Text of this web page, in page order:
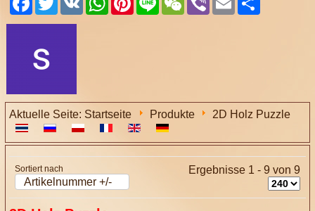
Aktuelle Seite: Startseite Produkte 2D Holz Puzzle
Sortiert nach
Artikelnummer +/-
Ergebnisse 1 - 9 von 9